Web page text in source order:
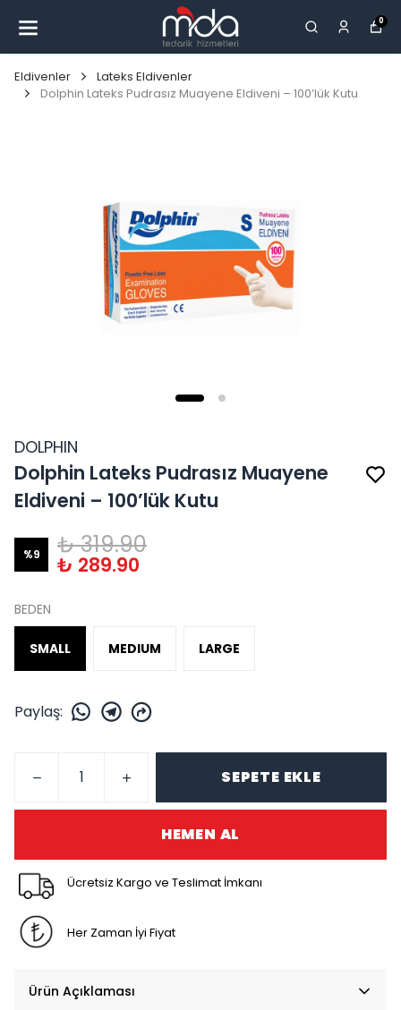
0
Eldivenler
Lateks Eldivenler
Dolphin Lateks Pudrasız Muayene Eldiveni – 100’lük Kutu
DOLPHIN
Dolphin Lateks Pudrasız Muayene
Eldiveni – 100’lük Kutu
%9 ₺ 319.90
₺ 289.90
BEDEN
SMALL MEDIUM LARGE
Paylaş:
SEPETE EKLE
HEMEN AL
Ücretsiz Kargo ve Teslimat İmkanı
Her Zaman İyi Fiyat
Ürün Açıklaması